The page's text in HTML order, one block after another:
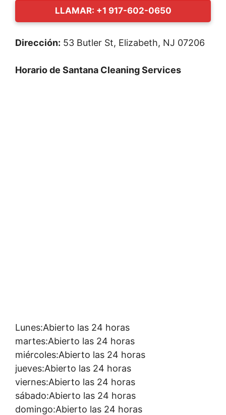
LLAMAR: +1 917-602-0650
Dirección: 53 Butler St, Elizabeth, NJ 07206
Horario de Santana Cleaning Services
Lunes:Abierto las 24 horas
martes:Abierto las 24 horas
miércoles:Abierto las 24 horas
jueves:Abierto las 24 horas
viernes:Abierto las 24 horas
sábado:Abierto las 24 horas
domingo:Abierto las 24 horas